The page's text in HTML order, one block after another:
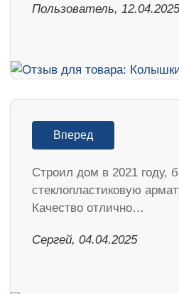
Пользователь, 12.04.2025
Вперед
Строил дом в 2021 году,
стеклопластиковую
Качество отлично…
Сергей, 04.04.2025